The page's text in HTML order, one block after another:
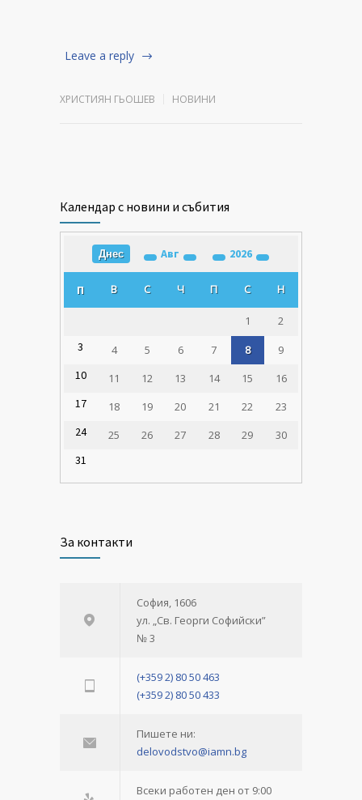
Leave a reply
ХРИСТИЯН ГЬОШЕВ НОВИНИ
Календар с новини и събития
Днес Авг 2026
П В С Ч П С Н
1
2
3
4 5 6 7 8
9
10
11 12 13 14 15
16
17
18 19 20 21 22
23
24
25 26 27 28 29
30
31
За контакти
София, 1606
ул. „Св. Георги Софийски”
№ 3
(+359 2) 80 50 463
(+359 2) 80 50 433
Пишете ни:
delovodstvo@iamn.bg
Всеки работен ден от 9:00